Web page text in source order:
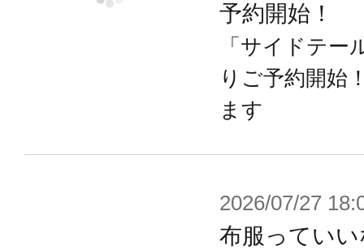
予約開始！
「サイドテー
りご予約開始
ます
2026/07/27
布服ってい